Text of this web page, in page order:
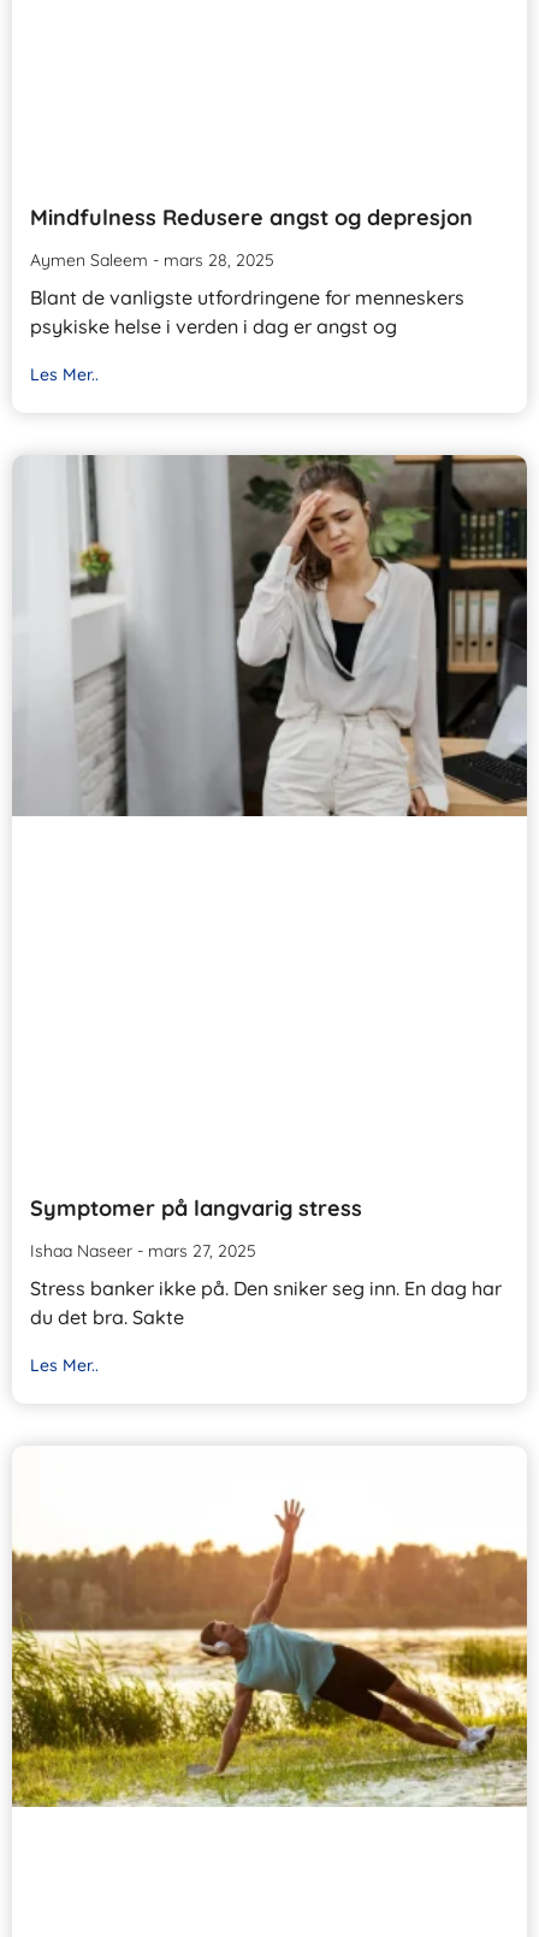
Mindfulness Redusere angst og depresjon
Aymen Saleem mars 28, 2025
Blant de vanligste utfordringene for menneskers
psykiske helse i verden i dag er angst og
Les Mer..
Symptomer på langvarig stress
Ishaa Naseer mars 27, 2025
Stress banker ikke på. Den sniker seg inn. En dag har
du det bra. Sakte
Les Mer..